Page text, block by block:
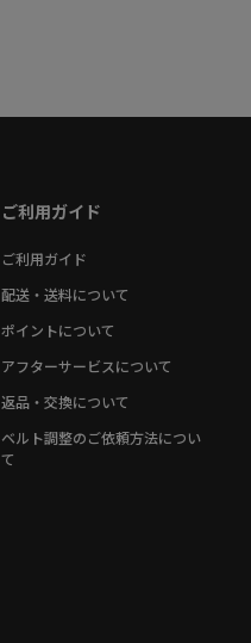
ご利用ガイド
ご利用ガイド
配送・送料について
ポイントについて
アフターサービスについて
返品・交換について
ベルト調整のご依頼方法につい
て